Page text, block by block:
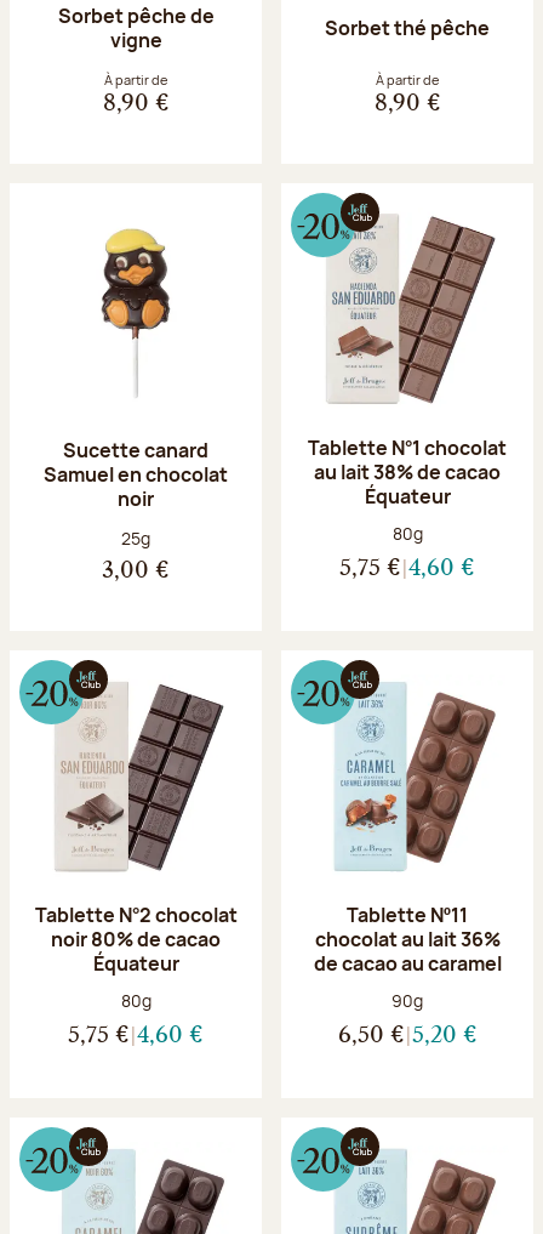
Sorbet pêche de
vigne
À partir de
8,90 €
Sorbet thé pêche
À partir de
8,90 €
Sucette canard
Samuel en chocolat
noir
Poids net :
25g
3,00 €
Tablette N°1 chocolat
au lait 38% de cacao
Équateur
Poids net :
80g
5,75 € 4,60 €
Tablette N°2 chocolat
noir 80% de cacao
Équateur
Poids net :
80g
5,75 € 4,60 €
Tablette Nº11
chocolat au lait 36%
de cacao au caramel
Poids net :
90g
6,50 € 5,20 €